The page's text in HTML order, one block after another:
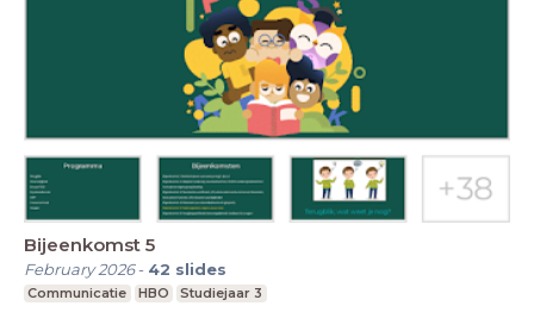
Bijeenkomst 5
February 2026- 42 slides
Communicatie HBO Studiejaar 3